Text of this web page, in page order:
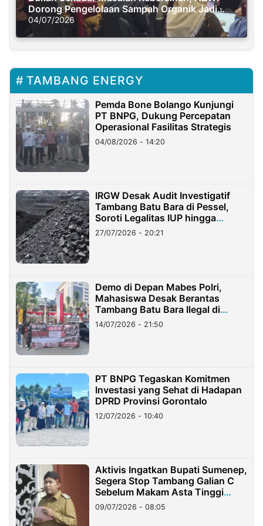
Dorong Pengelolaan Sampah Organik Jadi
Solusi Krisis Iklim
04/07/2026
TAMBANG ENERGY
Pemda Bone Bolango Kunjungi
PT BNPG, Dukung Percepatan
Operasional Fasilitas Strategis
04/08/2026 - 14:20
IRGW Desak Audit Investigatif
Tambang Batu Bara di Pessel,
Soroti Legalitas IUP hingga
Stockpile
27/07/2026 - 20:21
Demo di Depan Mabes Polri,
Mahasiswa Desak Berantas
Tambang Batu Bara Ilegal di
Lampung
14/07/2026 - 21:50
PT BNPG Tegaskan Komitmen
Investasi yang Sehat di Hadapan
DPRD Provinsi Gorontalo
12/07/2026 - 10:40
Aktivis Ingatkan Bupati Sumenep,
Segera Stop Tambang Galian C
Sebelum Makam Asta Tinggi
Longsor
09/07/2026 - 08:05